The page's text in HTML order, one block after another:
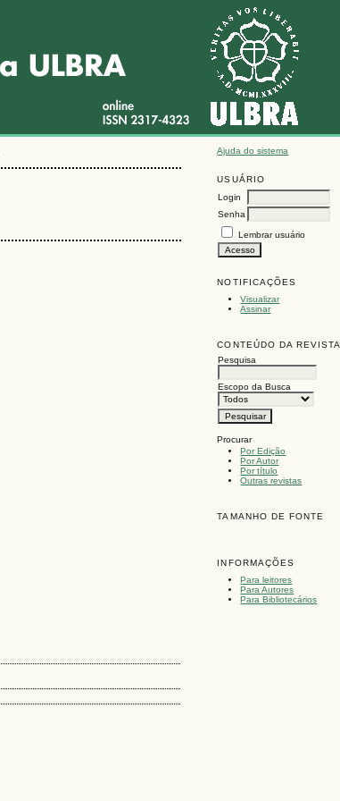
Ajuda do sistema
USUÁRIO
Login
Senha
Lembrar usuário
NOTIFICAÇÕES
Visualizar
Assinar
CONTEÚDO DA REVISTA
Pesquisa
Escopo da Busca
Procurar
Por Edição
Por Autor
Por título
Outras revistas
TAMANHO DE FONTE
INFORMAÇÕES
Para leitores
Para Autores
Para Bibliotecários